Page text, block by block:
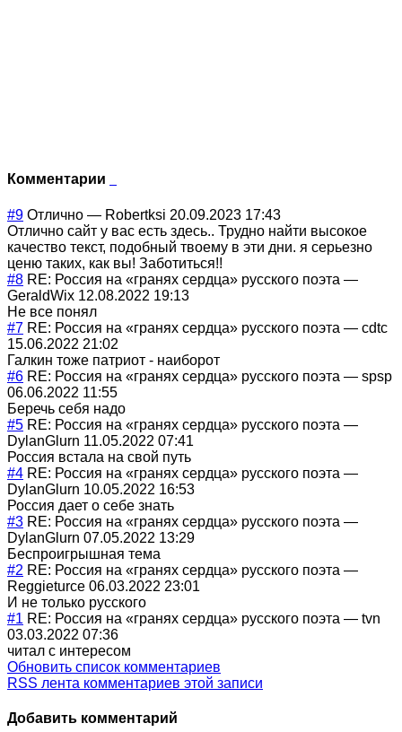
Комментарии
#9 Отлично — Robertksi 20.09.2023 17:43
Отлично сайт у вас есть здесь.. Трудно найти высокое
качество текст, подобный твоему в эти дни. я серьезно
ценю таких, как вы! Заботиться!!
#8 RE: Россия на «гранях сердца» русского поэта —
GeraldWix 12.08.2022 19:13
Не все понял
#7 RE: Россия на «гранях сердца» русского поэта — cdtc
15.06.2022 21:02
Галкин тоже патриот - наиборот
#6 RE: Россия на «гранях сердца» русского поэта — spsp
06.06.2022 11:55
Беречь себя надо
#5 RE: Россия на «гранях сердца» русского поэта —
DylanGlurn 11.05.2022 07:41
Россия встала на свой путь
#4 RE: Россия на «гранях сердца» русского поэта —
DylanGlurn 10.05.2022 16:53
Россия дает о себе знать
#3 RE: Россия на «гранях сердца» русского поэта —
DylanGlurn 07.05.2022 13:29
Беспроигрышная тема
#2 RE: Россия на «гранях сердца» русского поэта —
Reggieturce 06.03.2022 23:01
И не только русского
#1 RE: Россия на «гранях сердца» русского поэта — tvn
03.03.2022 07:36
читал с интересом
Обновить список комментариев
RSS лента комментариев этой записи
Добавить комментарий